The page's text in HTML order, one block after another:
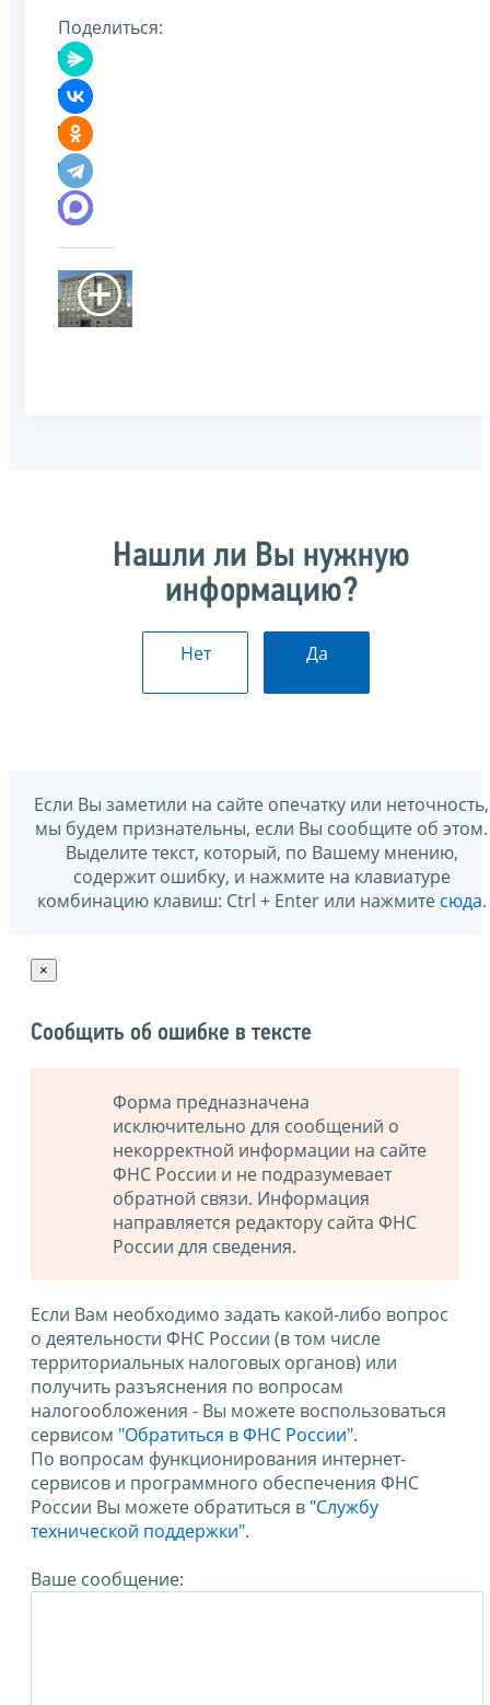
Поделиться:
Нашли ли Вы нужную
информацию?
Нет Да
Если Вы заметили на сайте опечатку или неточность,
мы будем признательны, если Вы сообщите об этом.
Выделите текст, который, по Вашему мнению,
содержит ошибку, и нажмите на клавиатуре
комбинацию клавиш: Ctrl + Enter или нажмите сюда.
×
Сообщить об ошибке в тексте
Форма предназначена
исключительно для сообщений о
некорректной информации на сайте
ФНС России и не подразумевает
обратной связи. Информация
направляется редактору сайта ФНС
России для сведения.
Если Вам необходимо задать какой-либо вопрос
о деятельности ФНС России (в том числе
территориальных налоговых органов) или
получить разъяснения по вопросам
налогообложения - Вы можете воспользоваться
сервисом "Обратиться в ФНС России".
По вопросам функционирования интернет-
сервисов и программного обеспечения ФНС
России Вы можете обратиться в "Службу
технической поддержки".
Ваше сообщение: